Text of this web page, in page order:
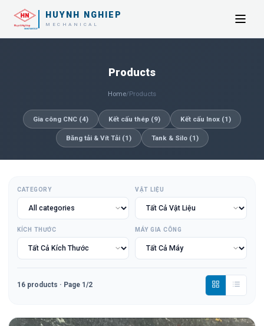
HUYNH NGHIEP
MECHANICAL
Products
Home/Products
Gia công CNC (4) Kết cấu thép (9) Kết cấu Inox (1)
Băng tải & Vít Tải(1) Tank & Silo(1)
CATEGORY VẬT LIỆU
KÍCH THƯỚC MÁY GIA CÔNG
16 products · Page 1/2